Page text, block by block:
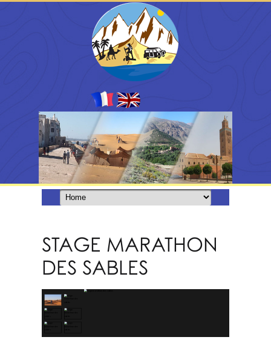
STAGE MARATHON
DES SABLES